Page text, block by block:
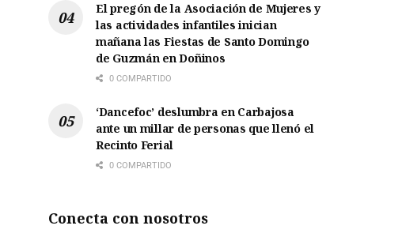
El pregón de la Asociación de Mujeres y
las actividades infantiles inician
mañana las Fiestas de Santo Domingo
de Guzmán en Doñinos
0 COMPARTIDO
‘Dancefoc’ deslumbra en Carbajosa
ante un millar de personas que llenó el
Recinto Ferial
0 COMPARTIDO
Conecta con nosotros